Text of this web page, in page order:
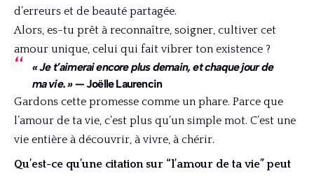
d’erreurs et de beauté partagée.
Alors, es-tu prêt à reconnaître, soigner, cultiver cet
amour unique, celui qui fait vibrer ton existence ?
« Je t’aimerai encore plus demain, et chaque jour de
ma vie. »— Joëlle Laurencin
Gardons cette promesse comme un phare. Parce que
l’amour de ta vie, c’est plus qu’un simple mot. C’est une
vie entière à découvrir, à vivre, à chérir.
Qu’est-ce qu’une citation sur “l’amour de ta vie” peut